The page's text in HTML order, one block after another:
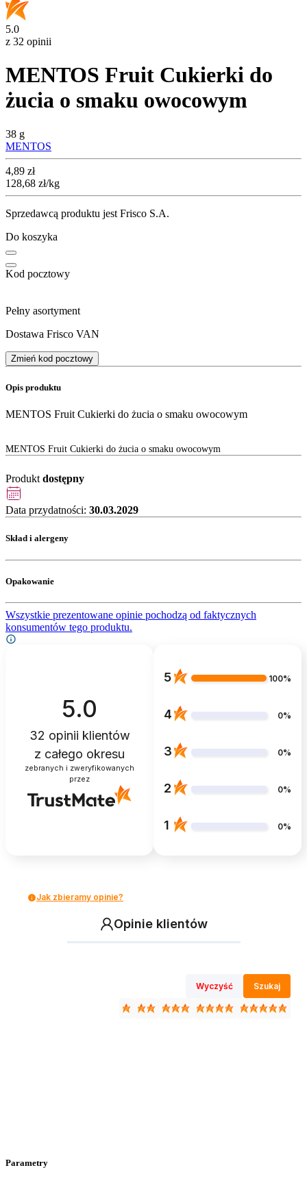
5.0
z 32 opinii
MENTOS Fruit Cukierki do
żucia o smaku owocowym
38 g
MENTOS
Cena
4,89 zł
128,68 zł/kg
Sprzedawcą produktu jest Frisco S.A.
Do koszyka
Kod pocztowy
Pełny asortyment
Dostawa Frisco VAN
Zmień kod pocztowy
Opis produktu
MENTOS Fruit Cukierki do żucia o smaku owocowym
MENTOS Fruit Cukierki do żucia o smaku owocowym
Produkt dostępny
Data przydatności: 30.03.2029
Skład i alergeny
Opakowanie
Wszystkie prezentowane opinie pochodzą od faktycznych
konsumentów tego produktu.
5.0
32 opinii klientów
z całego okresu
zebranych i zweryfikowanych
przez
5 100%
4 0%
3 0%
2 0%
1 0%
Jak zbieramy opinie?
Opinie klientów
Wyczyść Szukaj
Parametry